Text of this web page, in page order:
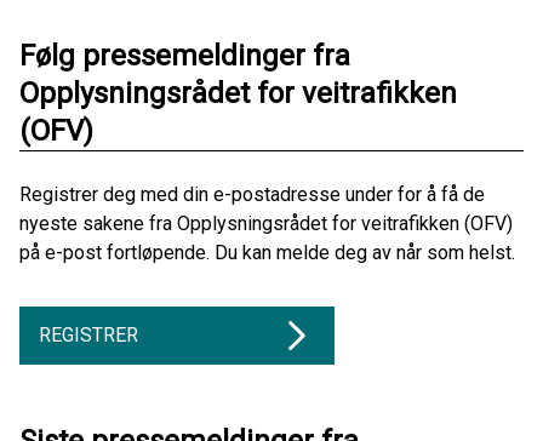
Følg pressemeldinger fra
Opplysningsrådet for veitrafikken
(OFV)
Registrer deg med din e-postadresse under for å få de
nyeste sakene fra Opplysningsrådet for veitrafikken (OFV)
på e-post fortløpende. Du kan melde deg av når som helst.
REGISTRER